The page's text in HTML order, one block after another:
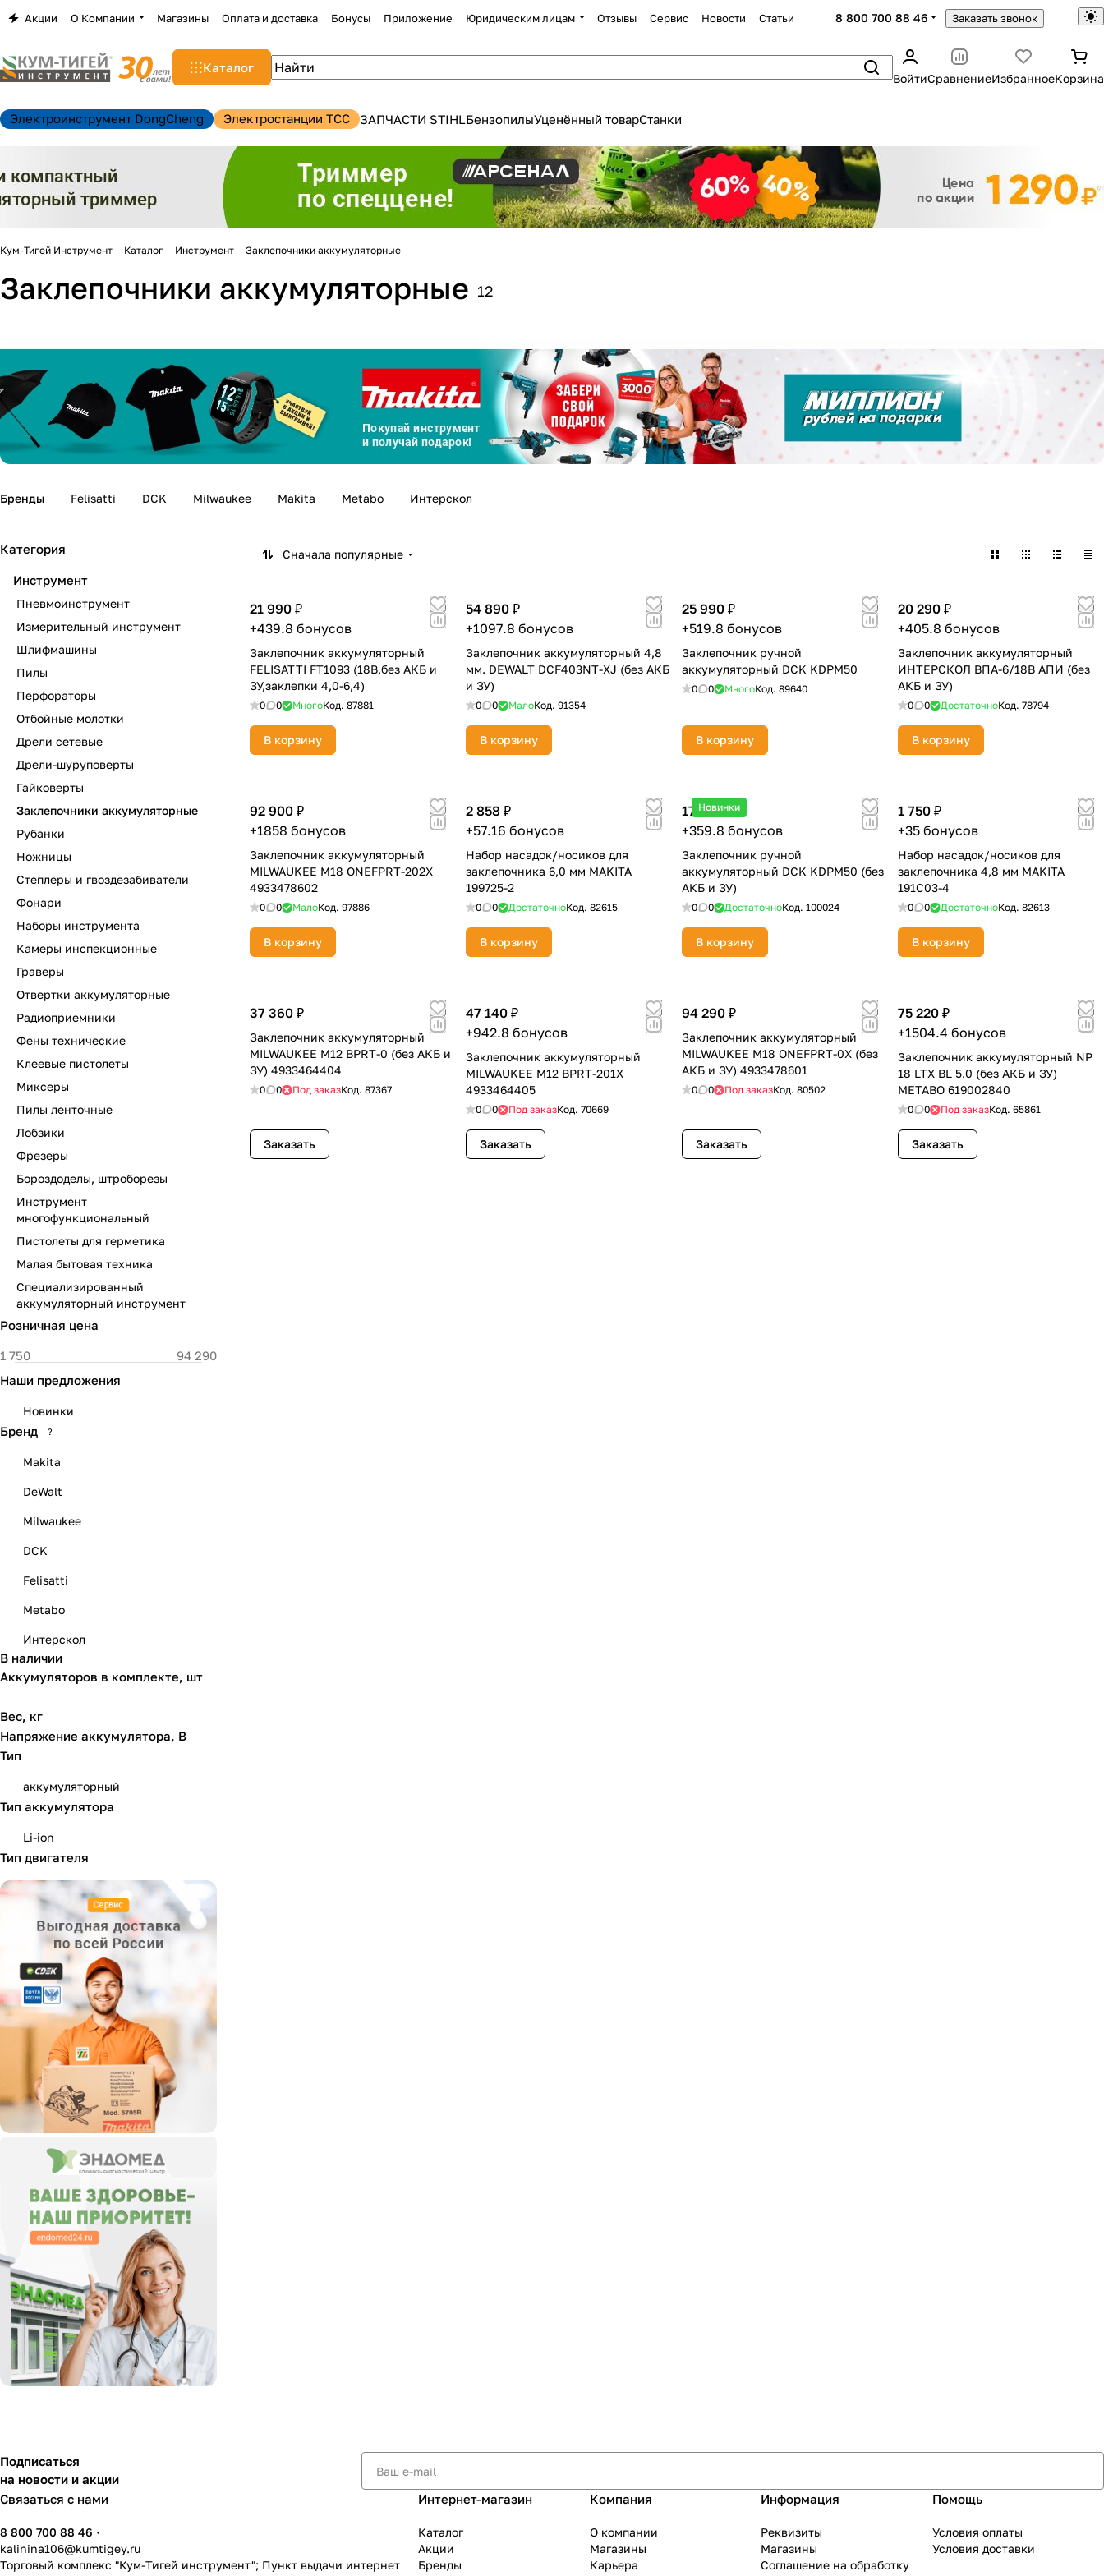
Акции О Компании Магазины Оплата и доставка Бонусы Приложение Юридическим лицам Отзывы Сервис Новости Статьи 8 800 700 88 46 Заказать звонок
Каталог
ВойтиСравнениеИзбранноеКорзина
Электроинструмент DongCheng Электростанции TCC ЗАПЧАСТИ STIHLБензопилыУценённый товарСтанки
Кум-Тигей Инструмент Каталог Инструмент Заклепочники аккумуляторные
Заклепочники аккумуляторные 12
Бренды Felisatti DCK Milwaukee Makita Metabo Интерскол
Сначала популярные
21 990 ₽
+439.8 бонусов
Заклепочник аккумуляторный
FELISATTI FT1093 (18В,без АКБ и
ЗУ,заклепки 4,0-6,4)
0 0 МногоКод. 87881
В корзину
54 890 ₽
+1097.8 бонусов
Заклепочник аккумуляторный 4,8
мм. DEWALT DCF403NT-XJ (без АКБ
и ЗУ)
0 0 МалоКод. 91354
В корзину
25 990 ₽
+519.8 бонусов
Заклепочник ручной
аккумуляторный DCK KDPM50
0 0 МногоКод. 89640
В корзину
20 290 ₽
+405.8 бонусов
Заклепочник аккумуляторный
ИНТЕРСКОЛ ВПА-6/18В АПИ (без
АКБ и ЗУ)
0 0 ДостаточноКод. 78794
В корзину
92 900 ₽
+1858 бонусов
Заклепочник аккумуляторный
MILWAUKEE M18 ONEFPRT-202X
4933478602
0 0 МалоКод. 97886
В корзину
2 858 ₽
+57.16 бонусов
Набор насадок/носиков для
заклепочника 6,0 мм MAKITA
199725-2
0 0 ДостаточноКод. 82615
В корзину
Новинки
17 990 ₽
+359.8 бонусов
Заклепочник ручной
аккумуляторный DCK KDPM50 (без
АКБ и ЗУ)
0 0 ДостаточноКод. 100024
В корзину
1 750 ₽
+35 бонусов
Набор насадок/носиков для
заклепочника 4,8 мм MAKITA
191C03-4
0 0 ДостаточноКод. 82613
В корзину
37 360 ₽
Заклепочник аккумуляторный
MILWAUKEE M12 BPRT-0 (без АКБ и
ЗУ) 4933464404
0 0 Под заказКод. 87367
Заказать
47 140 ₽
+942.8 бонусов
Заклепочник аккумуляторный
MILWAUKEE M12 BPRT-201X
4933464405
0 0 Под заказКод. 70669
Заказать
94 290 ₽
Заклепочник аккумуляторный
MILWAUKEE M18 ONEFPRT-0X (без
АКБ и ЗУ) 4933478601
0 0 Под заказКод. 80502
Заказать
75 220 ₽
+1504.4 бонусов
Заклепочник аккумуляторный NP
18 LTX BL 5.0 (без АКБ и ЗУ)
METABO 619002840
0 0 Под заказКод. 65861
Заказать
Категория
Инструмент
Пневмоинструмент
Измерительный инструмент
Шлифмашины
Пилы
Перфораторы
Отбойные молотки
Дрели сетевые
Дрели-шуруповерты
Гайковерты
Заклепочники аккумуляторные
Рубанки
Ножницы
Степлеры и гвоздезабиватели
Фонари
Наборы инструмента
Камеры инспекционные
Граверы
Отвертки аккумуляторные
Радиоприемники
Фены технические
Клеевые пистолеты
Миксеры
Пилы ленточные
Лобзики
Фрезеры
Бороздоделы, штроборезы
Инструмент
многофункциональный
Пистолеты для герметика
Малая бытовая техника
Специализированный
аккумуляторный инструмент
Розничная цена
Наши предложения
Новинки
Бренд ?
Makita
DeWalt
Milwaukee
DCK
Felisatti
Metabo
Интерскол
В наличии
Аккумуляторов в комплекте, шт
Вес, кг
Напряжение аккумулятора, В
Тип
аккумуляторный
Тип аккумулятора
Li-ion
Тип двигателя
Подписаться
на новости и акции
Связаться с нами
8 800 700 88 46
kalinina106@kumtigey.ru
Торговый комплекс "Кум-Тигей инструмент"; Пункт выдачи интернет
Интернет-магазин
Каталог
Акции
Бренды
Компания
О компании
Магазины
Карьера
Информация
Реквизиты
Магазины
Соглашение на обработку
Помощь
Условия оплаты
Условия доставки
Закрыть
на частибез переплат
График платежей
Сегодня
Оплачивайте сегодня только
25% картой любого банка
Получайте товарвыбранный способом
с вашей карты по каждые 2 недели
Остались вопросы?
8 800 302-02-51
plait.ru